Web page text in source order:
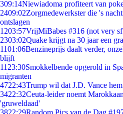
309:14Niewiadoma profiteert van
2409:02Zorgmedewerkster die 's
ontslagen
1203:57VrijMiBabes #316 (not very
2303:02Quake krijgt na 30 jaar een
1101:06Benzineprijs daalt verder,
blijft
11 23:30Smokkelbende opgerold in
migranten
4722:43Trump wil dat J.D. Vance
3422:32Ceuta-leider noemt
'gruweldaad'
3822:29Random Pics van de Dag